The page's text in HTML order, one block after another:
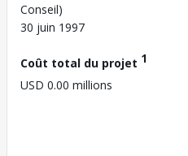
Conseil)
30 juin 1997
Coût total du projet 1
USD 0.00 millions